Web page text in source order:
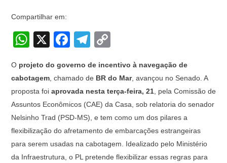
Compartilhar em:
W
at
s
A
p
p
X
F
c
e
b
o
o
k
T
e
gr
a
m
p
y
Li
n
k
O projeto do governo de incentivo à navegação de
cabotagem, chamado de BR do Mar, avançou no Senado. A
proposta foi aprovada nesta terça-feira, 21, pela Comissão de
Assuntos Econômicos (CAE) da Casa, sob relatoria do senador
Nelsinho Trad (PSD-MS), e tem como um dos pilares a
flexibilização do afretamento de embarcações estrangeiras
para serem usadas na cabotagem. Idealizado pelo Ministério
da Infraestrutura, o PL pretende flexibilizar essas regras para